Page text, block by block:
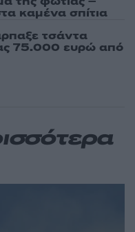
καμένα σπίτια
τσάντα
75.000 ευρώ από